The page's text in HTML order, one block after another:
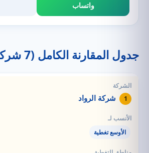
واتساب
جدول المقارنة الكامل (7 شركة)
1 شركة الرواد
الأوسع تغطية